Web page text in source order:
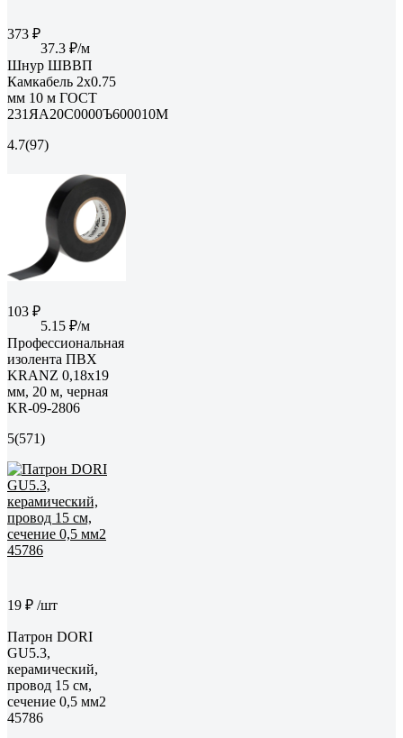
373 ₽
37.3 ₽/м
Шнур ШВВП
Камкабель 2x0.75
мм 10 м ГОСТ
231ЯA20C0000Ъ600010М
4.7(97)
103 ₽
5.15 ₽/м
Профессиональная
изолента ПВХ
KRANZ 0,18х19
мм, 20 м, черная
KR-09-2806
5(571)
19 ₽ /шт
Патрон DORI
GU5.3,
керамический,
провод 15 см,
сечение 0,5 мм2
45786